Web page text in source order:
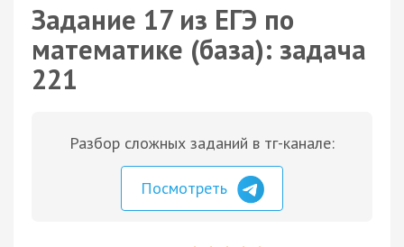
Задание 17 из ЕГЭ по
математике (база): задача
221
Разбор сложных заданий в тг-канале:
Посмотреть